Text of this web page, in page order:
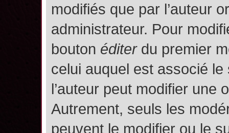
modifiés que par l’auteur
administrateur. Pour
bouton éditerdu premier
celui auquel est associé le
l’auteur peut modifier une
Autrement, seuls les
peuvent le modifier ou le